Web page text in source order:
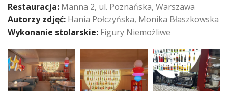
Restauracja: Manna 2, ul. Poznańska, Warszawa
Autorzy zdjęć: Hania Połczyńska, Monika Błaszkowska
Wykonanie stolarskie: Figury Niemożliwe